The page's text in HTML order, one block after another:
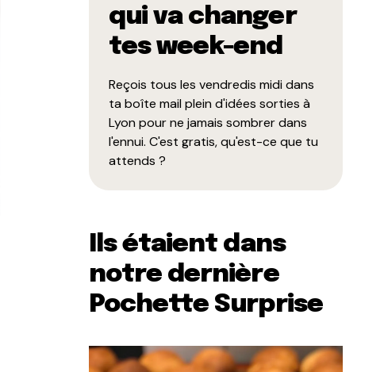
qui va changer
tes week-end
Reçois tous les vendredis midi dans
ta boîte mail plein d'idées sorties à
Lyon pour ne jamais sombrer dans
l'ennui. C'est gratis, qu'est-ce que tu
attends ?
Ils étaient dans
notre dernière
Pochette Surprise